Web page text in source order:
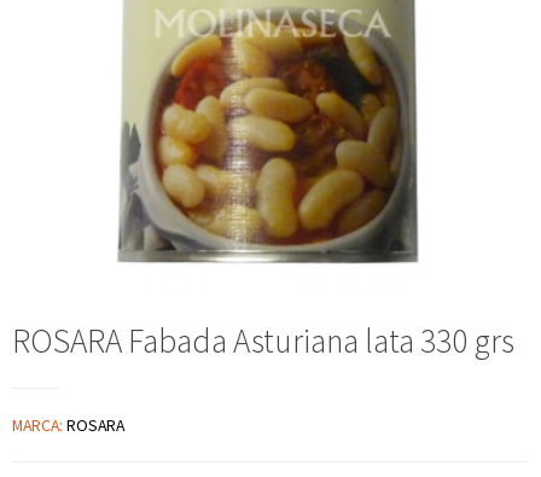
ROSARA Fabada Asturiana lata 330 grs
MARCA: ROSARA